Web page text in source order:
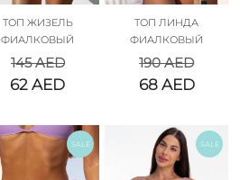
ТОП ЖИЗЕЛЬ
ФИАЛКОВЫЙ
145AED
62AED
ТОП ЛИНДА
ФИАЛКОВЫЙ
190AED
68 AED
SALE SALE